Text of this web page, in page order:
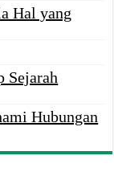
Hal yang
Sejarah
Hubungan